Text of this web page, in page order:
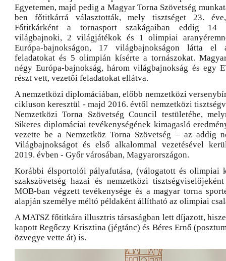
Egyetemen, majd pedig a Magyar Torna Szövetség
ben főtitkárrá választották, mely tisztséget 23.
Főtitkárként a tornasport szakágaiban eddig 14
világbajnoki, 2 világjátékok és 1 olimpiai
Európa-bajnokságon, 17 világbajnokságon látta el
feladatokat és 5 olimpián kísérte a tornászokat.
négy Európa-bajnokság, három világbajnokság és egy
részt vett, vezetői feladatokat ellátva.
A nemzetközi diplomáciában, előbb nemzetközi
cikluson keresztül - majd 2016. évtől nemzetközi
Nemzetközi Torna Szövetség Council testületébe,
Sikeres diplomáciai tevékenységének kimagasló
vezette be a Nemzetköz Torna Szövetség – az addig
Világbajnokságot és első alkalommal vezetésével
2019. évben - Győr városában, Magyarországon.
Korábbi élsportolói pályafutása, (válogatott és olimpiai
szakszövetség hazai és nemzetközi
MOB-ban végzett tevékenysége és a magyar torna
alapján személye méltó példaként állítható az olimpiai
A MATSZ főtitkára illusztris társaságban lett díjazott,
kapott Regőczy Krisztina (jégtánc) és Béres Ernő
özvegye vette át) is.